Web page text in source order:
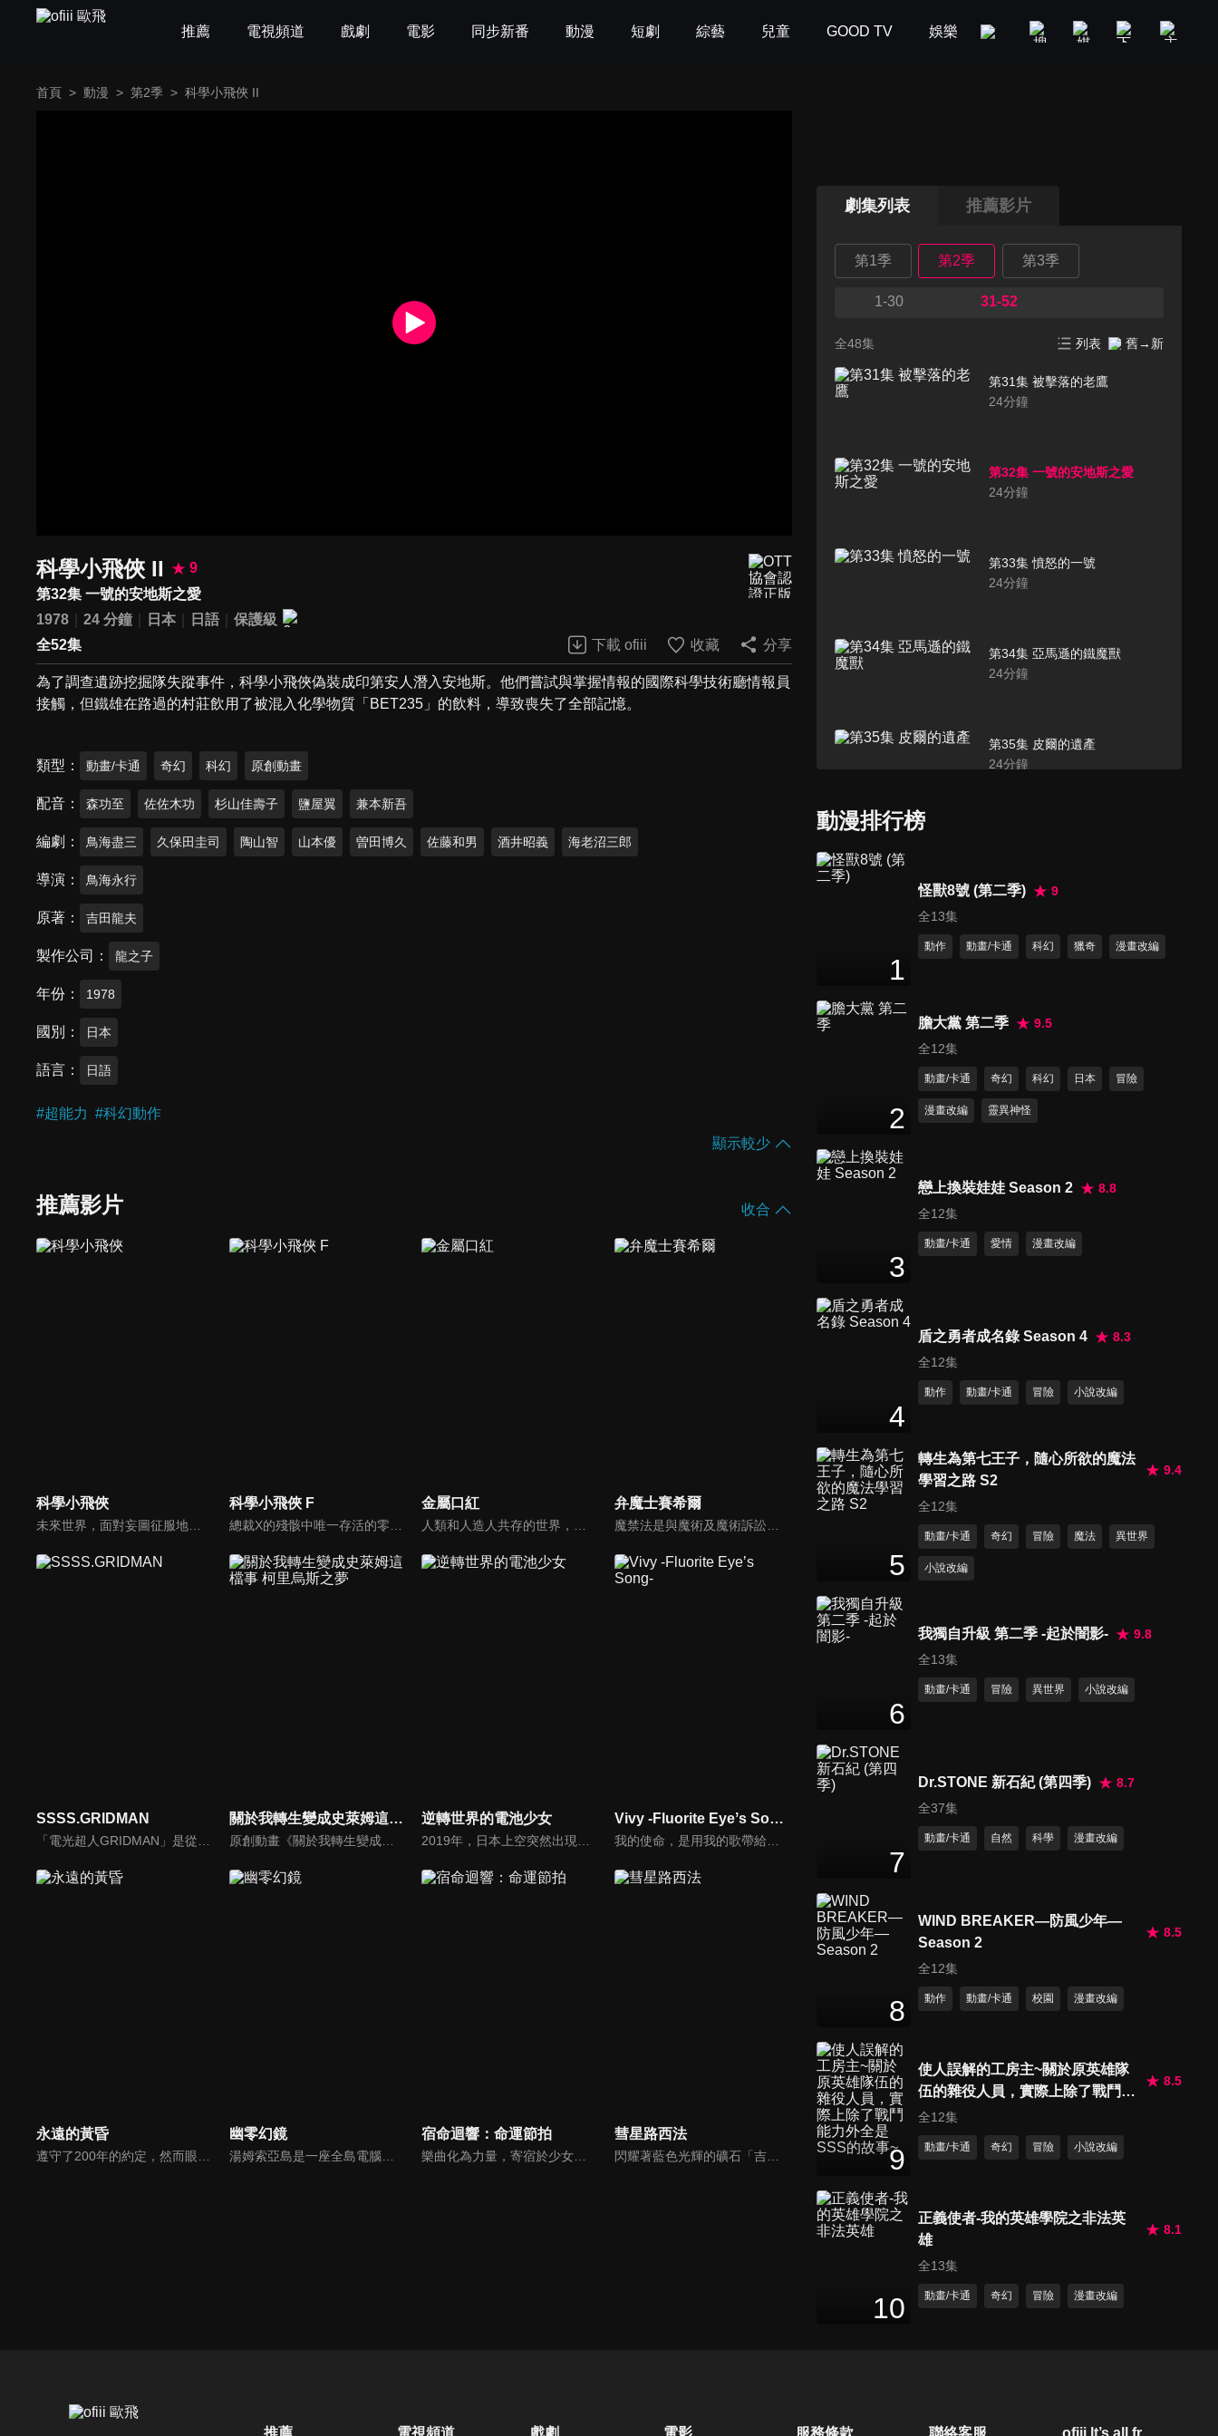
推薦 電視頻道 戲劇 電影 同步新番 動漫 短劇 綜藝 兒童 GOOD TV 娛樂 美食旅遊 新聞政論
首頁 > 動漫 > 第2季 > 科學小飛俠 II
科學小飛俠 II
9
第32集 一號的安地斯之愛
1978
24 分鐘 日本 日語
保護級
全52集
下載 ofiii 收藏 分享
為了調查遺跡挖掘隊失蹤事件，科學小飛俠偽裝成印第安人潛入安地斯。他們嘗試與掌握情報的國際科學技術廳情報員
接觸，但鐵雄在路過的村莊飲用了被混入化學物質「BET235」的飲料，導致喪失了全部記憶。
類型 動畫/卡通 奇幻 科幻 原創動畫
配音 森功至 佐佐木功 杉山佳壽子 鹽屋翼 兼本新吾
編劇 鳥海盡三 久保田圭司 陶山智 山本優 曽田博久 佐藤和男 酒井昭義 海老沼三郎
導演 鳥海永行
原著 吉田龍夫
製作公司 龍之子
年份 1978
國別 日本
語言 日語
#超能力 #科幻動作
顯示較少
推薦影片 收合
科學小飛俠 科學小飛俠 F 金屬口紅 弁魔士賽希爾
魔禁法是與魔術及魔術訴訟有關的法律，其事案都在魔法庭裡接受審判。這是一個人類與魔術使共存的世界，雖然負責維持秩序的人是警察，但替魔術使被告辯護的人則是弁魔士，而史上最年輕的弁魔士—須藤聖知，將挺身為孤單無依的被告人辯護…。
SSSS.GRIDMAN 關於我轉生變成史萊姆這檔事 柯里烏斯之夢
原創動畫《關於我轉生變成史萊姆這檔事 高里烏斯之夢》主要以動畫第二季Blu-ray特典小說進行改編，講述高里烏斯王國中所發生的故事。
逆轉世界的電池少女 Vivy -Fluorite Eyeʼs Song-
永遠的黃昏
遵守了200年的約定，然而眼前的妳卻不是妳。從長遠的沉眠中甦醒後，與心愛的女友如出一轍的機器人竟然向自己求婚……。男高中生姬神晃從冷凍睡眠中醒來後，眼前是一片難以置信的光景。城鎮因戰爭而荒廢。國家已經沒落，人們改由名為OWEL的統一機關管理。大家遵循著與結婚不同，名為""ELSI""的新興制度。與自己過去生活的世界相比，人們的樣貌已經改變了許多。正當晃因為跟不上未來感到錯愕時，她出現了。「永遠！？」他會不假思索地如此喊道，是因為他見到了與他心愛的女友容貌相似的機器人．黃昏。她一邊笑著，一邊像是請求般地將自己的想法說出口。「晃……。請跟我結婚」突然被機器人求婚讓他感到很困惑，但晃還是相信著能夠與位於世上某處的永遠重逢，並決定與黃昏一起踏上旅程……。
幽零幻鏡
湯姆索亞島是一座全島電腦化的信息城市。 居民被提供視覺信息設備Deco，可以在虛擬數據反映在deco中的真實空間中觸摸數據，或者潛入被稱為「超再現空間」的單獨構建的虛擬世界和虛構世界。
宿命迴響：命運節拍
樂曲化為力量，寄宿於少女之身。過往創作的傳奇歌劇和偉大樂曲，將化為樂譜中誕生的新生命「奏者」。在失去音樂的世界裡，凝聚音樂之力進行戰鬥，這是少女們和命運短暫而美麗的故事。她們為歡樂的未來為目標而努力！
彗星路西法
閃耀著藍色光輝的礦石「吉夫特礦石」所覆蓋的大地，行星吉夫特。宗吾·天城是住在因吉夫特礦石採掘而繁榮的街道「因迪戈花園」的純樸少年。宗吾某天被捲入同級生卡恩、羅曼、奧托等人引發的騷動，迷失在礦山深處的地底湖。在那裡，宗吾遇到了一位不可思議的少女，結下的牽絆打開了通往冒險之門…
劇集列表 推薦影片
第1季 第2季 第3季
1-30 31-52
全48集 列表 舊→新
第31集 被擊落的老鷹
24分鐘
第32集 一號的安地斯之愛
24分鐘
第33集 憤怒的一號
24分鐘
第34集 亞馬遜的鐵魔獸
24分鐘
第35集 皮爾的遺產
24分鐘
24分鐘
第38集 電磁機械鐵魔龍
第39集 紅色禿鷹
第40集 激鬥!魔之動物作戰
24分鐘
第43集 來自火星的侵略者
24
第47集 必殺！兩隻火鳥
第48集 史上最大的大海嘯
第50集 杜蘭莎的母親
24分鐘
24分鐘
動漫排行榜
1
怪獸8號 (第二季)
9
全13集
動作 動畫/卡通 科幻 獵奇 漫畫改編
2
膽大黨 第二季
9.5
全12集
動畫/卡通 奇幻 科幻 日本 冒險
漫畫改編 靈異神怪
3
戀上換裝娃娃 Season 2
8.8
全12集
動畫/卡通 愛情 漫畫改編
4
盾之勇者成名錄 Season 4
8.3
全12集
動作 動畫/卡通 冒險 小說改編
5
轉生為第七王子，隨心所欲的魔法
學習之路 S2
9.4
全12集
動畫/卡通 奇幻 冒險 魔法 異世界
小說改編
6
我獨自升級 第二季 -起於闇影-
9.8
全13集
動畫/卡通 冒險 異世界 小說改編
7
Dr.STONE 新石紀 (第四季)
8.7
全37集
動畫/卡通 自然 科學 漫畫改編
8
WIND BREAKER—防風少年—
Season 2
8.5
全12集
動作 動畫/卡通 校園 漫畫改編
9
使人誤解的工房主~關於原英雄隊
伍的雜役人員，實際上除了戰鬥能
力外全是SSS的故事~
8.5
全12集
動畫/卡通 奇幻 冒險 小說改編
10
正義使者-我的英雄學院之非法英
雄
8.1
全13集
動畫/卡通 奇幻 冒險 漫畫改編
推薦 電視頻道 戲劇 電影 服務條款 聯絡客服